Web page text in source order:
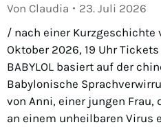
Von Claudia
23. Juli 2026
/ nach einer Kurzgeschichte
Oktober 2026, 19 Uhr
BABYLOL basiert auf der
Babylonische
von Anni, einer jungen Frau,
an einem unheilbaren Virus